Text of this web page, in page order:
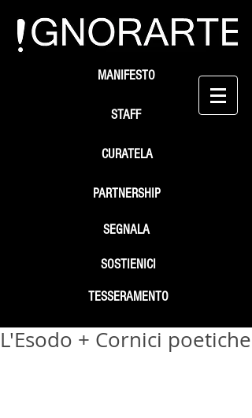
STAFF
SEGNALA
SOSTIENICI
MANIFESTO
PARTNERSHIP
TESSERAMENTO
CURATELA
L'Esodo + Cornici poetiche